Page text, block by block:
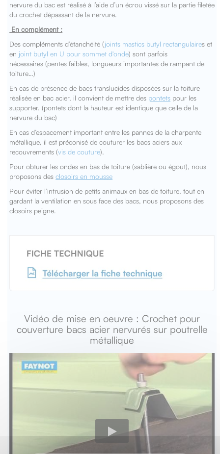
nervure du bac est réalisé à l’aide d’un écrou vissé sur la partie filetée
du crochet dépassant de la nervure.
En complément :
Des compléments d’étanchéité (joints mastics butyl rectangulaires et
en joint butyl en U pour sommet d'onde) sont parfois
nécessaires (pentes faibles, longueurs importantes de rampant de
toiture…)
En cas de présence de bacs translucides disposées sur la toiture
réalisée en bac acier, il convient de mettre des pontets pour les
supporter. (pontets dont la hauteur est identique que celle de la
nervure du bac)
En cas d’espacement important entre les pannes de la charpente
métallique, il est préconisé de couturer les bacs aciers aux
recouvrements (vis de couture).
Pour obturer les ondes en bas de toiture (sablière ou égout), nous
proposons desclosoirs en mousse
Pour éviter l’intrusion de petits animaux en bas de toiture, tout en
gardant la ventilation en sous face des bacs, nous proposons des
closoirs peigne.
Vidéo de mise en oeuvre : Crochet pour
couverture bacs acier nervurés sur poutrelle
métallique